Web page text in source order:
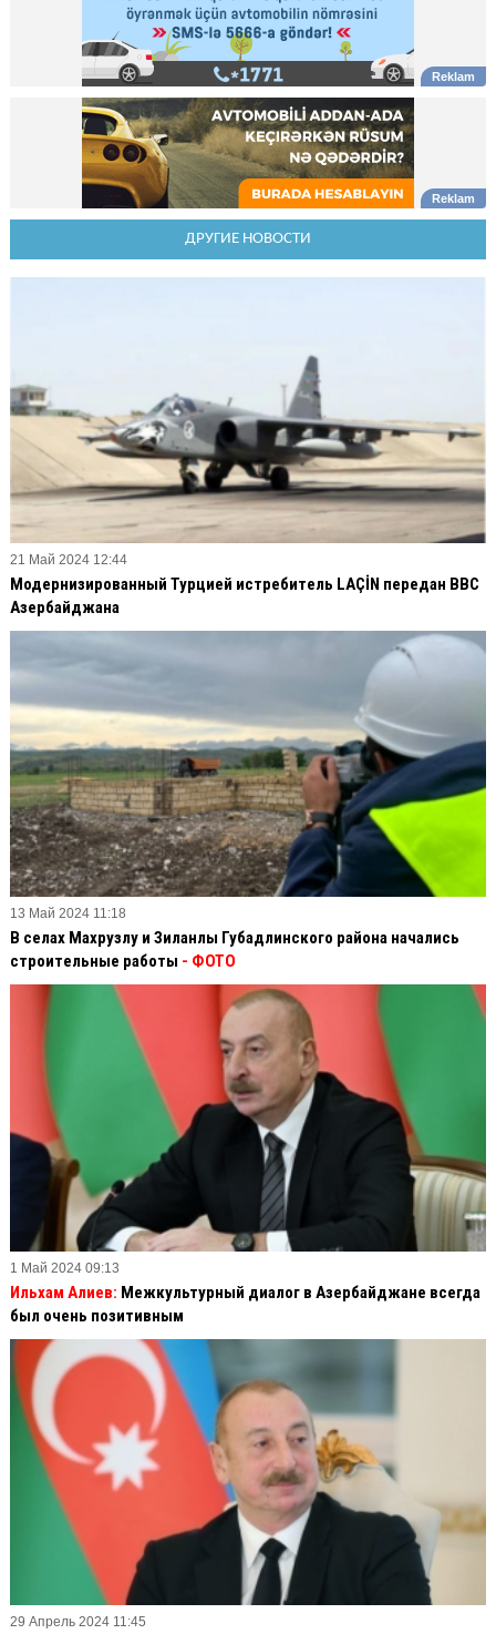
ДРУГИЕ НОВОСТИ
21 Май 2024 12:44
Модернизированный Турцией истребитель LAÇİN передан ВВС
Азербайджана
13 Май 2024 11:18
В селах Махрузлу и Зиланлы Губадлинского района начались
строительные работы - ФОТО
1 Май 2024 09:13
Ильхам Алиев: Межкультурный диалог в Азербайджане всегда
был очень позитивным
29 Апрель 2024 11:45